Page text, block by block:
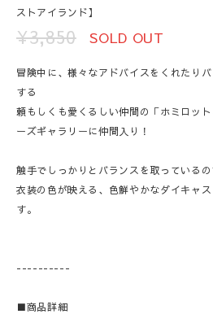
ストアイランド】
¥3,850 SOLD OUT
冒険中に、様々なアドバイスをくれたり
する
頼もしくも愛くるしい仲間の「ホミロッ
ーズギャラリーに仲間入り！
触手でしっかりとバランスを取っているの
衣装の色が映える、色鮮やかなダイキャ
す。
----------
■商品詳細